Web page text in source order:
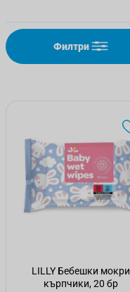
Филтри
LILLY Бебешки мокри
кърпчики, 20 бр